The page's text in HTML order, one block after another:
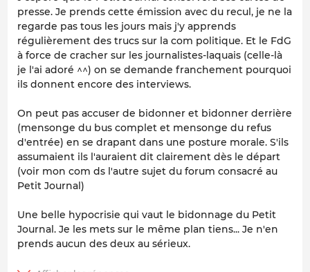
presse. Je prends cette émission avec du recul, je ne la
regarde pas tous les jours mais j'y apprends
régulièrement des trucs sur la com politique. Et le FdG
à force de cracher sur les journalistes-laquais (celle-là
je l'ai adoré ^^) on se demande franchement pourquoi
ils donnent encore des interviews.
On peut pas accuser de bidonner et bidonner derrière
(mensonge du bus complet et mensonge du refus
d'entrée) en se drapant dans une posture morale. S'ils
assumaient ils l'auraient dit clairement dès le départ
(voir mon com ds l'autre sujet du forum consacré au
Petit Journal)
Une belle hypocrisie qui vaut le bidonnage du Petit
Journal. Je les mets sur le même plan tiens... Je n'en
prends aucun des deux au sérieux.